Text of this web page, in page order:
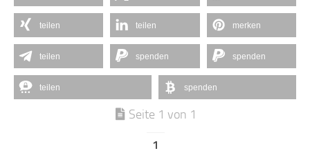
teilen teilen merken
teilen spenden spenden
teilen spenden
Seite 1 von 1
1